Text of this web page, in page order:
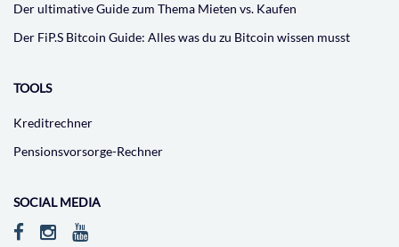
Der ultimative Guide zum Thema Mieten vs. Kaufen
Der FiP.S Bitcoin Guide: Alles was du zu Bitcoin wissen musst
TOOLS
Kreditrechner
Pensionsvorsorge-Rechner
SOCIAL MEDIA